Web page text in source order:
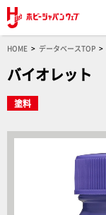
HOME データベースTOP
バイオレット
塗料